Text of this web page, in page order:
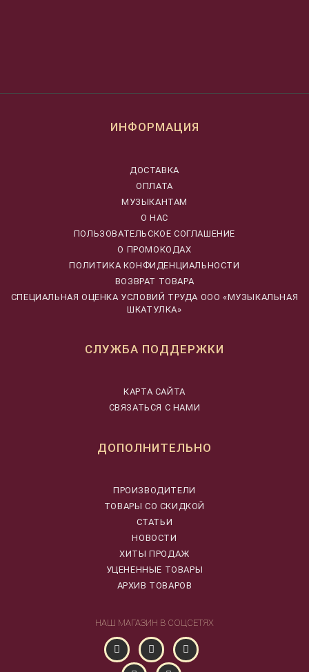
ИНФОРМАЦИЯ
ДОСТАВКА
ОПЛАТА
МУЗЫКАНТАМ
О НАС
ПОЛЬЗОВАТЕЛЬСКОЕ СОГЛАШЕНИЕ
О ПРОМОКОДАХ
ПОЛИТИКА КОНФИДЕНЦИАЛЬНОСТИ
ВОЗВРАТ ТОВАРА
CПЕЦИАЛЬНАЯ ОЦЕНКА УСЛОВИЙ ТРУДА ООО «МУЗЫКАЛЬНАЯ
ШКАТУЛКА»
СЛУЖБА ПОДДЕРЖКИ
КАРТА САЙТА
СВЯЗАТЬСЯ С НАМИ
ДОПОЛНИТЕЛЬНО
ПРОИЗВОДИТЕЛИ
ТОВАРЫ СО СКИДКОЙ
СТАТЬИ
НОВОСТИ
ХИТЫ ПРОДАЖ
УЦЕНЕННЫЕ ТОВАРЫ
АРХИВ ТОВАРОВ
НАШ МАГАЗИН В СОЦСЕТЯХ